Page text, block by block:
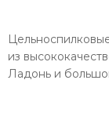
из
Ладонь и